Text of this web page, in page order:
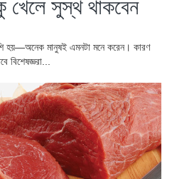
সুস্থ থাকবেন
হয়—অনেক মানুষই এমনটা মনে করেন। কারণ